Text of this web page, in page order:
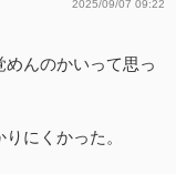
2025/09/07 09:22
んのかいって思っ
にくかった。